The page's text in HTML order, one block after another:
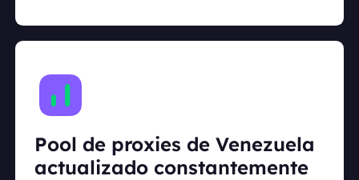
Pool de proxies de Venezuela
actualizado constantemente